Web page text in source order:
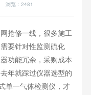
浏览： 2481
抢修一线，很多施工
要针对性监测硫化
功能冗余，采购成本
年就踩过仪器选型的
单一气体检测仪 ，才